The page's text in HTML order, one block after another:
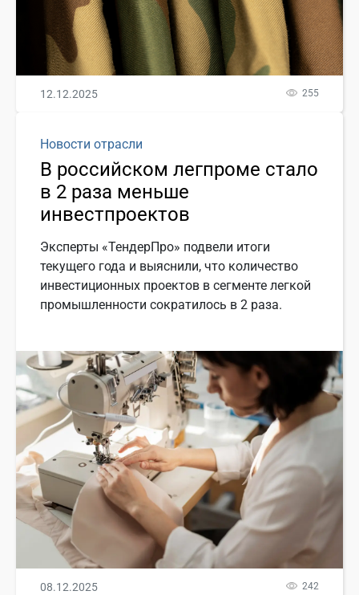
12.12.2025 255
Новости отрасли
В российском легпроме стало
в 2 раза меньше
инвестпроектов
Эксперты «ТендерПро» подвели итоги
текущего года и выяснили, что количество
инвестиционных проектов в сегменте легкой
промышленности сократилось в 2 раза.
08.12.2025 242